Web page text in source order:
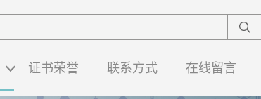
证书荣誉 联系方式 在线留言